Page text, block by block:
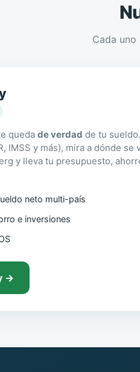
Cada uno
queda de verdad de tu
IMSS y más), mira a dónde se
y lleva tu presupuesto,
neto multi-país
e inversiones
→